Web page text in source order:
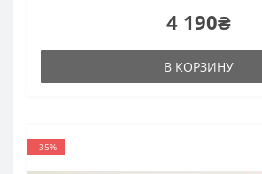
4 190₴
В КОРЗИНУ
-35%